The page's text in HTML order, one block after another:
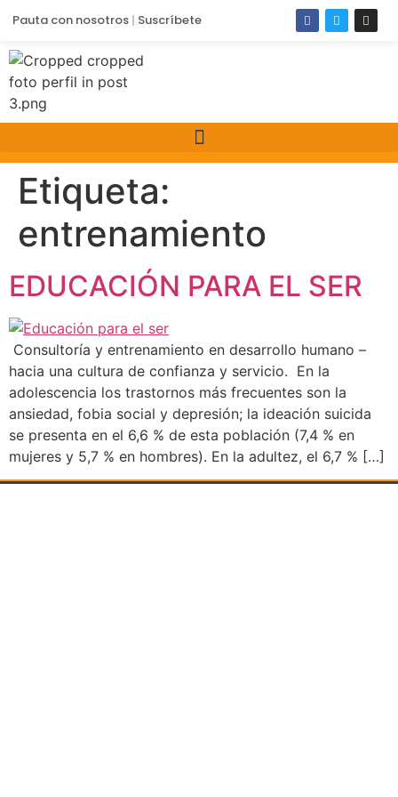
Pauta con nosotros Suscríbete
Etiqueta:
entrenamiento
EDUCACIÓN PARA EL SER
Consultoría y entrenamiento en desarrollo humano –
hacia una cultura de confianza y servicio. En la
adolescencia los trastornos más frecuentes son la
ansiedad, fobia social y depresión; la ideación suicida
se presenta en el 6,6 % de esta población (7,4 % en
mujeres y 5,7 % en hombres). En la adultez, el 6,7 % […]